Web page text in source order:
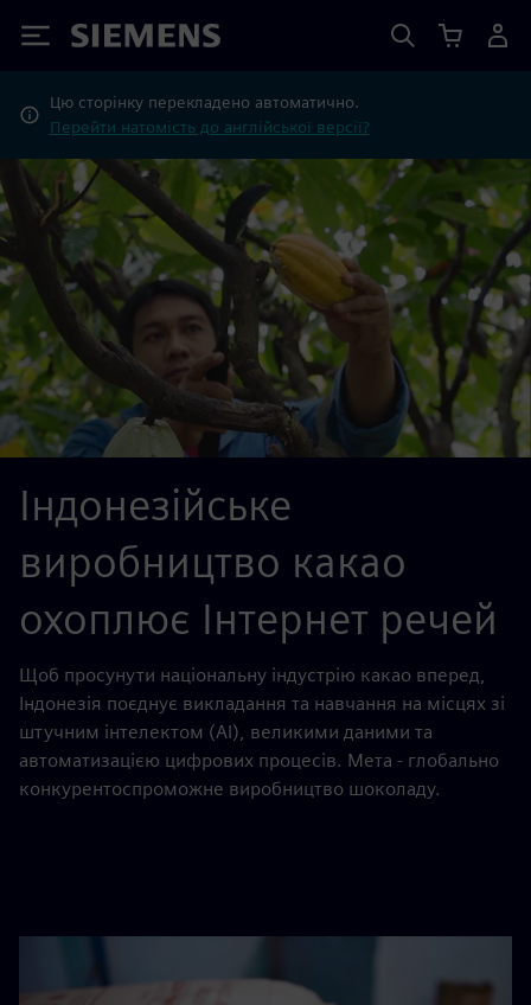
Siemens
Цю сторінку перекладено автоматично.
Перейти натомість до англійської версії?
Індонезійське
виробництво какао
охоплює Інтернет речей
Щоб просунути національну індустрію какао вперед,
Індонезія поєднує викладання та навчання на місцях зі
штучним інтелектом (AI), великими даними та
автоматизацією цифрових процесів. Мета - глобально
конкурентоспроможне виробництво шоколаду.